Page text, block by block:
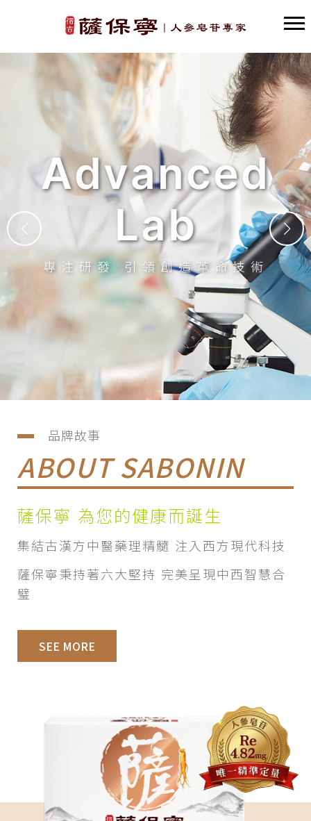
品牌故事
ABOUT SABONIN
薩保寧 為您的健康而誕生
集結古漢方中醫藥理精髓 注入西方現代科技
薩保寧秉持著六大堅持 完美呈現中西智慧合
璧
SEE MORE